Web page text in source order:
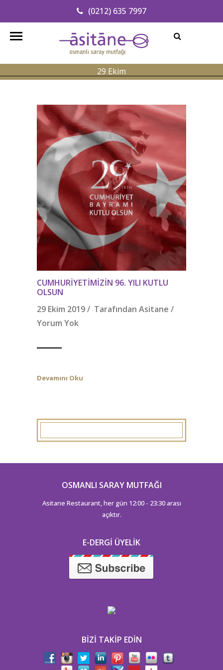
(0212) 635 7997
Adresimizi Bulun
info@asitanerestaurant.com
29 Ekim
CUMHURIYETIMIZIN 96. YILI KUTLU
OLSUN
29 Ekim 2019 / Tarafından Asitane /
Yorum Yok
Devamını Oku
OSMANLI SARAY MUTFAĞI
Asitane Restaurant, her gün 12:00 - 23:30 arası
açıktır.
E-DERGI ÜYELIK
BIZI TAKIP EDIN